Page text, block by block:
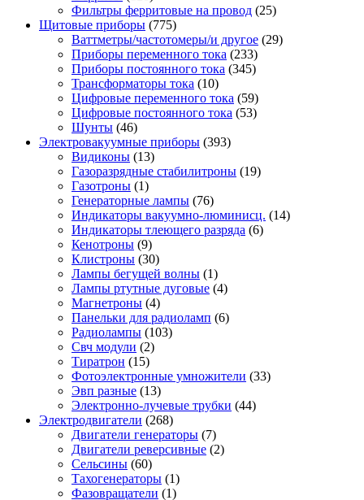
Фильтры ферритовые на провод (25)
Щитовые приборы (775)
Ваттметры/частотомеры/и другое (29)
Приборы переменного тока (233)
Приборы постоянного тока (345)
Трансформаторы тока (10)
Цифровые переменного тока (59)
Цифровые постоянного тока (53)
Шунты (46)
Электровакуумные приборы (393)
Видиконы (13)
Газоразрядные стабилитроны (19)
Газотроны (1)
Генераторные лампы (76)
Индикаторы вакуумно-люминисц. (14)
Индикаторы тлеющего разряда (6)
Кенотроны (9)
Клистроны (30)
Лампы бегущей волны (1)
Лампы ртутные дуговые (4)
Магнетроны (4)
Панельки для радиоламп (6)
Радиолампы (103)
Свч модули (2)
Тиратрон (15)
Фотоэлектронные умножители (33)
Эвп разные (13)
Электронно-лучевые трубки (44)
Электродвигатели (268)
Двигатели генераторы (7)
Двигатели реверсивные (2)
Сельсины (60)
Тахогенераторы (1)
Фазовращатели (1)